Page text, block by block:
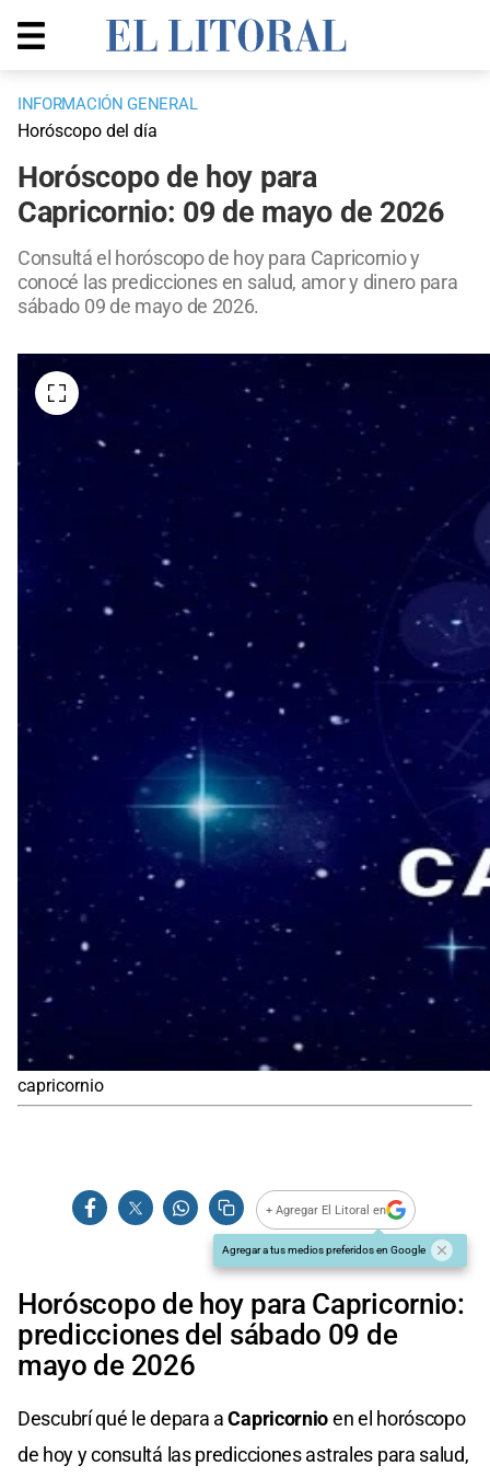
INFORMACIÓN GENERAL
Horóscopo del día
Horóscopo de hoy para
Capricornio: 09 de mayo de 2026
Consultá el horóscopo de hoy para Capricornio y
conocé las predicciones en salud, amor y dinero para
sábado 09 de mayo de 2026.
capricornio
+ Agregar El Litoral en
Agregar a tus medios preferidos en Google
Horóscopo de hoy para Capricornio:
predicciones del sábado 09 de
mayo de 2026
Descubrí qué le depara aCapricornioen el horóscopo
de hoy y consultá las predicciones astrales para salud,